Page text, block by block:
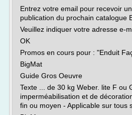
Entrez votre email pour recevoir
publication du prochain catalogue
Veuillez indiquer votre adresse e-
OK
Promos en cours pour : "Enduit
BigMat
Guide Gros Oeuvre
Texte ... de 30 kg Weber. lite F ou
imperméabilisation et de
fin ou moyen - Applicable sur tous